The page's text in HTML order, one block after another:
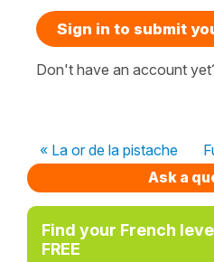
Sign in to submit
Don't have an account
« La or de la pistache
Ask a
Find your French
FREE